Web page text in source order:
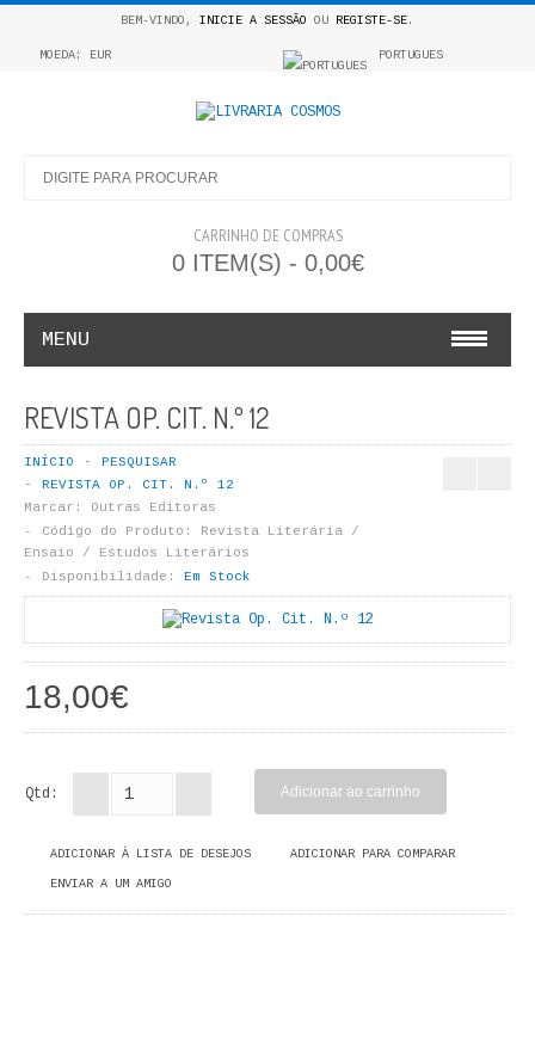
BEM-VINDO, INICIE A SESSÃO OU REGISTE-SE.
MOEDA: EUR PORTUGUES
CARRINHO DE COMPRAS
0 ITEM(S) - 0,00€
MENU
COSMOS INFANTIL
COLEÇÃO APRENDE A COLORIR
LIVROS DE PINTAR
INFANTO - JUVENIL
ANTROPOLOGIA E SOCIOLOGIA
COLEÇÃO RAÍZES
ARQUITECTURA
CADERNOS HUMANITAS
REVISTA OP. CIT. N.º 12
INÍCIO
PESQUISAR
REVISTA OP. CIT. N.º 12
Marcar:
Outras Editoras
Código do Produto:
Revista Literária /
Ensaio / Estudos Literários
Disponibilidade:
Em Stock
18,00€
Qtd:
ADICIONAR À LISTA DE DESEJOS ADICIONAR PARA COMPARAR
ENVIAR A UM AMIGO